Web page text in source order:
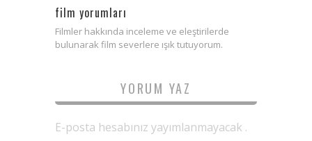
film yorumları
Filmler hakkında inceleme ve eleştirilerde
bulunarak film severlere ışık tutuyorum.
YORUM YAZ
E-posta hesabınız yayımlanmayacak .